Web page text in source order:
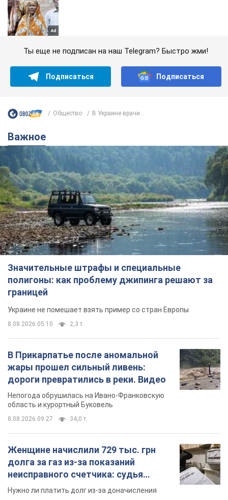
Ты еще не подписан на наш Telegram? Быстро жми!
Подписаться Подписаться
Общество В Украине врачи...
Важное
Значительные штрафы и специальные
полигоны: как проблему джипинга решают за
границей
Украине не помешает взять пример со стран Европы
8.08.2026 05:10 2,3 т.
В Прикарпатье после аномальной
жары прошел сильный ливень:
дороги превратились в реки. Видео
Непогода обрушилась на Ивано-Франковскую
область и курортный Буковель
8.08.2026 09:27 34,0 т.
Женщине начислили 729 тыс. грн
долга за газ из-за показаний
неисправного счетчика: судья
вынес неожиданное решение
Нужно ли платить долг из-за доначисления